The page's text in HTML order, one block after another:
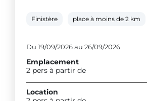
Finistère place à moins de 2 km
Du 19/09/2026 au 26/09/2026
Emplacement
2 pers à partir de
Location